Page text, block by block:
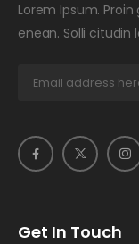
Get In Touch
Lorem Ipsum.
enean. Solli